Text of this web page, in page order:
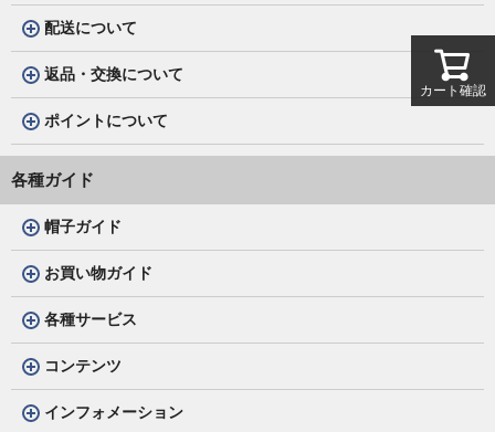
配送について
返品・交換について
ポイントについて
各種ガイド
帽子ガイド
お買い物ガイド
各種サービス
コンテンツ
インフォメーション
カート確認